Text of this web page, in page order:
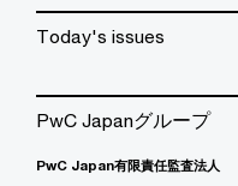
Today's issues
PwC Japanグループ
PwC Japan有限責任監査法人